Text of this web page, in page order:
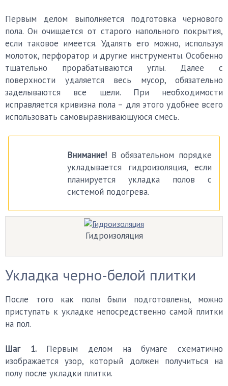
Первым делом выполняется подготовка чернового
пола. Он очищается от старого напольного покрытия,
если таковое имеется. Удалять его можно, используя
молоток, перфоратор и другие инструменты. Особенно
тщательно прорабатываются углы. Далее с
поверхности удаляется весь мусор, обязательно
заделываются все щели. При необходимости
исправляется кривизна пола – для этого удобнее всего
использовать самовыравнивающуюся смесь.
Внимание! В обязательном порядке
укладывается гидроизоляция, если
планируется укладка полов с
системой подогрева.
Гидроизоляция
Укладка черно-белой плитки
После того как полы были подготовлены, можно
приступать к укладке непосредственно самой плитки
на пол.
Шаг 1.Первым делом на бумаге схематично
изображается узор, который должен получиться на
полу после укладки плитки.